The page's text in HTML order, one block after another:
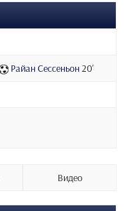
Райан Сессеньон20'
Видео